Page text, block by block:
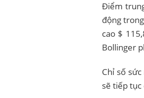
Điểm
động
cao $
Bollinger
Chỉ số
sẽ tiếp